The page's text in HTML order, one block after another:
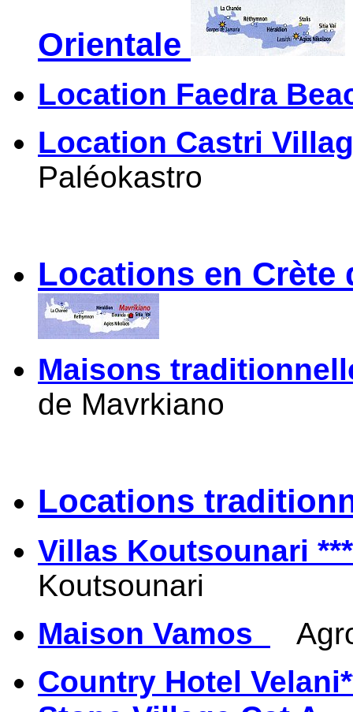
Orientale
Location Faedra
Location Castri
Paléokastro
Locations en Crète
Maisons
de Mavrkiano
Locations
Villas Koutsounari ***
Koutsounari
Maison Vamos
Country Hotel